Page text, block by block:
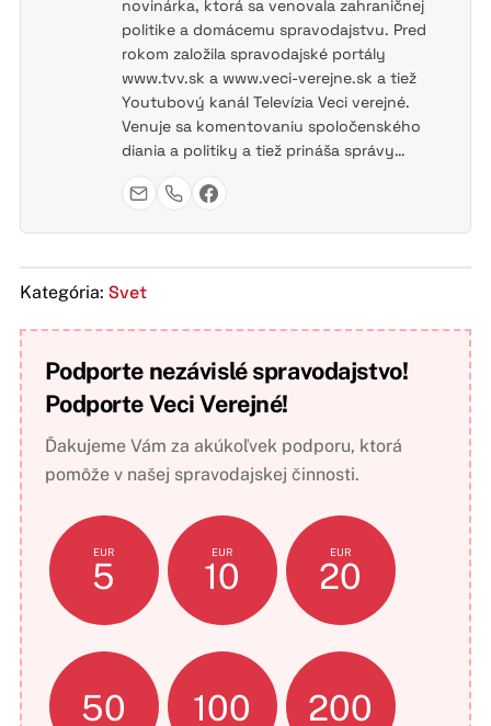
novinárka, ktorá sa venovala zahraničnej
politike a domácemu spravodajstvu. Pred
rokom založila spravodajské portály
www.tvv.sk a www.veci-verejne.sk a tiež
Youtubový kanál Televízia Veci verejné.
Venuje sa komentovaniu spoločenského
diania a politiky a tiež prináša správy…
Kategória: Svet
Podporte nezávislé spravodajstvo!
Podporte Veci Verejné!
Ďakujeme Vám za akúkoľvek podporu, ktorá
pomôže v našej spravodajskej činnosti.
EUR
5
EUR
10
EUR
20
50 100 200